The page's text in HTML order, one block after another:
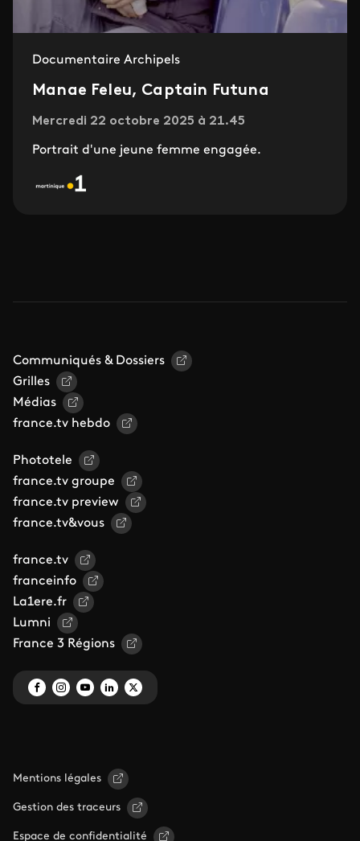
Documentaire Archipels
Manae Feleu, Captain Futuna
Mercredi 22 octobre 2025 à 21.45
Portrait d'une jeune femme engagée.
Communiqués & Dossiers
Grilles
Médias
france.tv hebdo
Phototele
france.tv groupe
france.tv preview
france.tv&vous
france.tv
franceinfo
La1ere.fr
Lumni
France 3 Régions
Mentions légales
Gestion des traceurs
Espace de confidentialité